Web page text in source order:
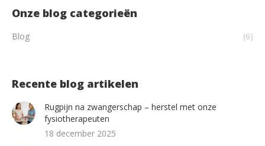
Onze blog categorieën
Blog (6)
Recente blog artikelen
Rugpijn na zwangerschap – herstel met onze
fysiotherapeuten
18 december 2025